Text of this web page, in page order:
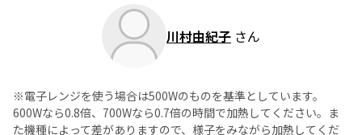
川村由紀子 さん
※電子レンジを使う場合は500Wのものを基準としています。
600Wなら0.8倍、700Wなら0.7倍の時間で加熱してください。ま
た機種によって差がありますので、様子をみながら加熱してくだ